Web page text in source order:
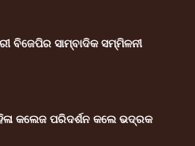
ବିଜେପିର ସାମ୍ବାଦିକ ସମ୍ମିଳନୀ
କଲେଜ ପରିଦର୍ଶନ କଲେ ଭଦ୍ରକ